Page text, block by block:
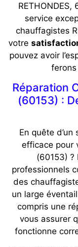
RETHONDES,
service
chauffagistes
votre
pouvez avoir
Réparation
(60153) :
En quête
efficace pour
(60153) ?
professionnels
des
un large
compris une
vous assurer
fonctionne